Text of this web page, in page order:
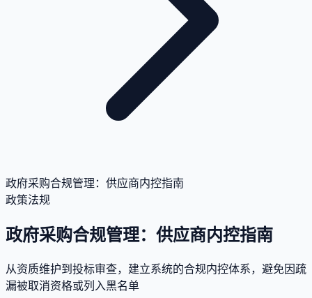
政府采购合规管理：供应商内控指南
政策法规
政府采购合规管理：供应商内控指南
从资质维护到投标审查，建立系统的合规内控体系，避免因疏
漏被取消资格或列入黑名单